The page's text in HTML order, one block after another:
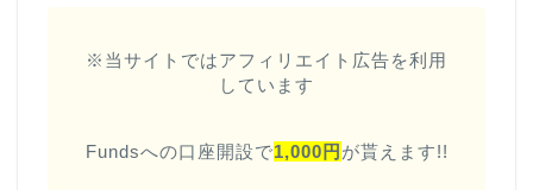
※当サイトではアフィリエイト広告を利用
しています
Fundsへの口座開設で1,000円 が貰えます!!